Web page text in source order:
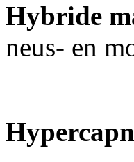
Hybride
neus- en